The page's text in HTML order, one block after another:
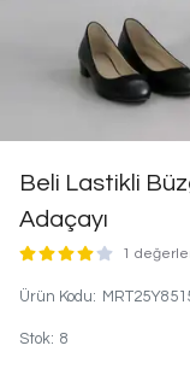
Beli Lastikli
Adaçayı
1
Ürün Kodu:
Stok: 8